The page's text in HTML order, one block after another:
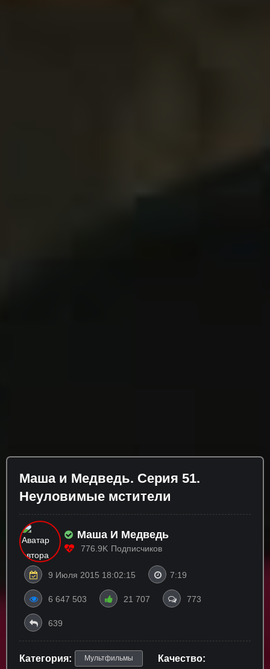
Маша и Медведь. Серия 51.
Неуловимые мстители
Маша И Медведь
776.9K Подписчиков
9 Июля 2015 18:02:15 7:19
6 647 503 21 707 773
639
Категория: Мультфильмы Качество: